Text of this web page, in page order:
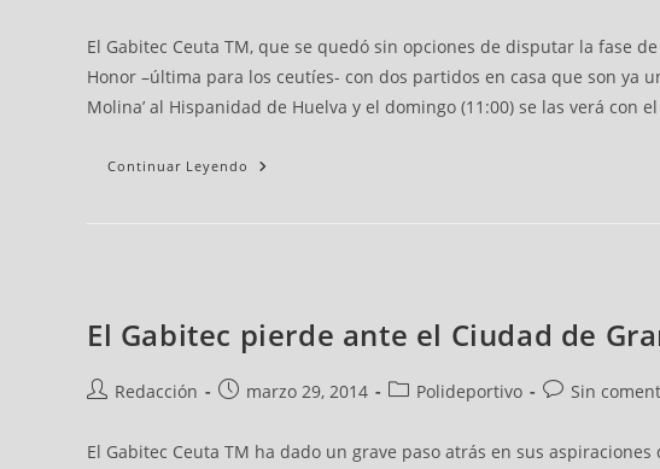
El Gabitec Ceuta TM, que se quedó sin opciones de disputar la fase
Honor –última para los ceutíes- con dos partidos en casa que son ya
Molina’ al Hispanidad de Huelva y el domingo (11:00) se las verá con
Continuar Leyendo
El Gabitec pierde ante el Ciudad de
Redacción marzo 29, 2014 Polideportivo Sin
El Gabitec Ceuta TM ha dado un grave paso atrás en sus